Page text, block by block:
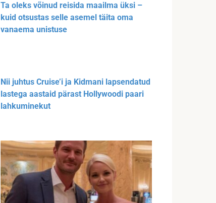
Ta oleks võinud reisida maailma üksi –
kuid otsustas selle asemel täita oma
vanaema unistuse
Nii juhtus Cruise’i ja Kidmani lapsendatud
lastega aastaid pärast Hollywoodi paari
lahkuminekut